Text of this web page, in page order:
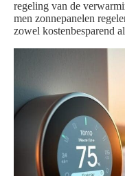
regeling van de
men zonnepanelen
zowel kostenbesparend